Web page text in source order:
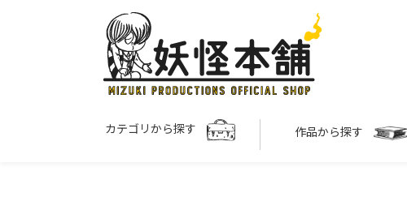
カテゴリから探す 作品から探す